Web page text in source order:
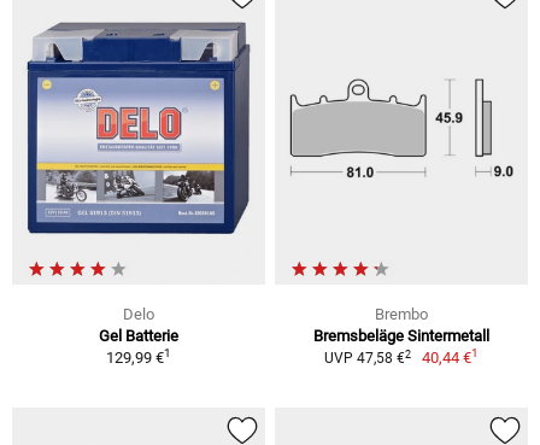
Delo
Gel Batterie
129,99 €1
Brembo
Bremsbeläge Sintermetall
UVP 47,58 €2 40,44 €1